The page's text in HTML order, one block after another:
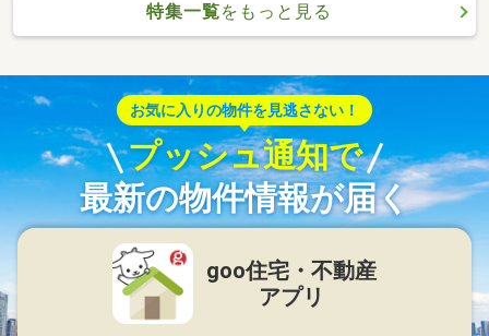
特集一覧をもっと見る
お気に入りの物件を見逃さない！
プッシュ通知で
最新の物件情報が届く
goo住宅・不動産
アプリ